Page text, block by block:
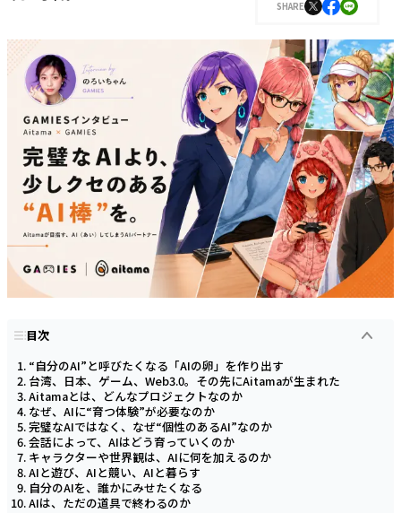
SHARE
目次
“自分のAI”と呼びたくなる「AIの卵」を作り出す
台湾、日本、ゲーム、Web3.0。その先にAitamaが生まれた
Aitamaとは、どんなプロジェクトなのか
なぜ、AIに“育つ体験”が必要なのか
完璧なAIではなく、なぜ“個性のあるAI”なのか
会話によって、AIはどう育っていくのか
キャラクターや世界観は、AIに何を加えるのか
AIと遊び、AIと競い、AIと暮らす
自分のAIを、誰かにみせたくなる
AIは、ただの道具で終わるのか